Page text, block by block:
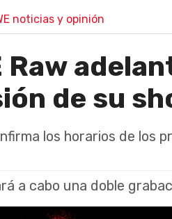
noticias y opinión
Raw
de su
los horarios de los
a cabo una doble